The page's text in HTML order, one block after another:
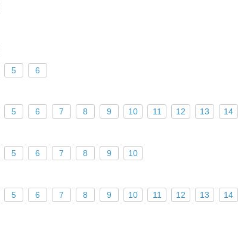
5 6
5 6 7 8 9 10 11 12 13 14
5 6 7 8 9 10
5 6 7 8 9 10 11 12 13 14